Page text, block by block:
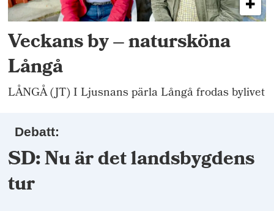
Veckans by – natursköna
Långå
LÅNGÅ (JT) I Ljusnans pärla Långå frodas bylivet
Debatt:
SD: Nu är det landsbygdens
tur